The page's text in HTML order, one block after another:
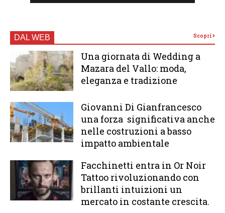
DAL WEB Scopri
Una giornata di Wedding a
Mazara del Vallo: moda,
eleganza e tradizione
Giovanni Di Gianfrancesco
una forza significativa anche
nelle costruzioni a basso
impatto ambientale
Facchinetti entra in Or Noir
Tattoo rivoluzionando con
brillanti intuizioni un
mercato in costante crescita.